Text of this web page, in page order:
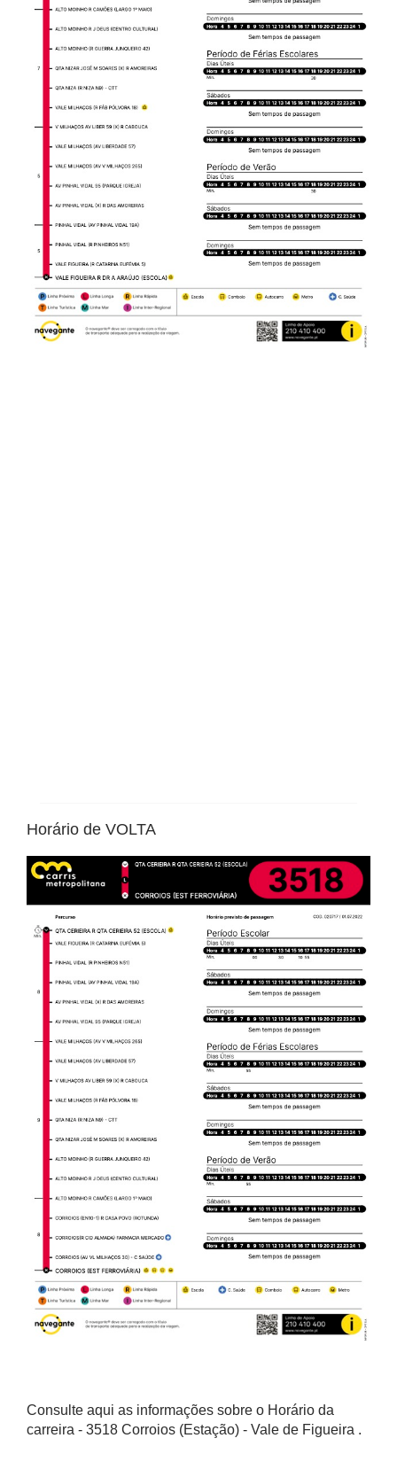
Horário de VOLTA
Consulte aqui as informações sobre o Horário da
carreira - 3518 Corroios (Estação) - Vale de Figueira .